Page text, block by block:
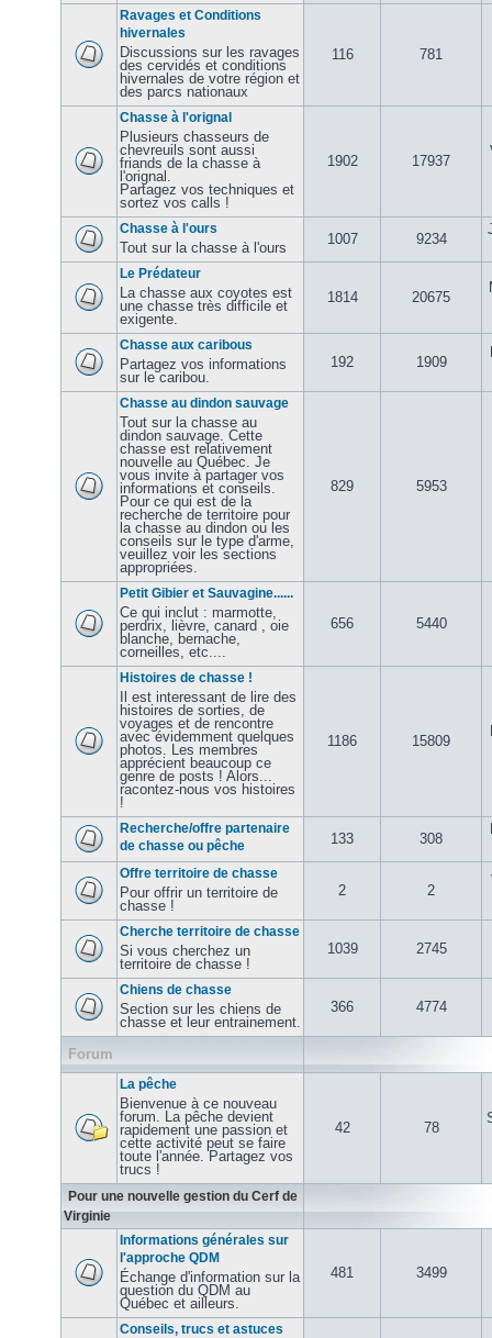
Ravages et Conditions
hivernales
Discussions sur les ravages
des cervidés et conditions
hivernales de votre région et
des parcs nationaux
116 781
Chasse à l'orignal
Plusieurs chasseurs de
chevreuils sont aussi
friands de la chasse à
l'orignal.
Partagez vos techniques et
sortez vos calls !
1902 17937
Chasse à l'ours
Tout sur la chasse à l'ours
1007 9234
Le Prédateur
La chasse aux coyotes est
une chasse très difficile et
exigente.
1814 20675
Chasse aux caribous
Partagez vos informations
sur le caribou.
192 1909
Chasse au dindon sauvage
Tout sur la chasse au
dindon sauvage. Cette
chasse est relativement
nouvelle au Québec. Je
vous invite à partager vos
informations et conseils.
Pour ce qui est de la
recherche de territoire pour
la chasse au dindon ou les
conseils sur le type d'arme,
veuillez voir les sections
appropriées.
829 5953
Petit Gibier et Sauvagine......
Ce qui inclut : marmotte,
perdrix, lièvre, canard , oie
blanche, bernache,
corneilles, etc....
656 5440
Histoires de chasse !
Il est interessant de lire des
histoires de sorties, de
voyages et de rencontre
avec évidemment quelques
photos. Les membres
apprécient beaucoup ce
genre de posts ! Alors...
racontez-nous vos histoires
!
1186 15809
Recherche/offre partenaire
de chasse ou pêche
133 308
Offre territoire de chasse
Pour offrir un territoire de
chasse !
2 2
Cherche territoire de chasse
Si vous cherchez un
territoire de chasse !
1039 2745
Chiens de chasse
Section sur les chiens de
chasse et leur entrainement.
366 4774
Forum
La pêche
Bienvenue à ce nouveau
forum. La pêche devient
rapidement une passion et
cette activité peut se faire
toute l'année. Partagez vos
trucs !
42 78
Pour une nouvelle gestion du Cerf de
Virginie
Informations générales sur
l'approche QDM
Échange d'information sur la
question du QDM au
Québec et ailleurs.
481 3499
Conseils, trucs et astuces